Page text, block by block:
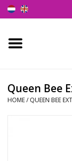
Home
Smartshop
Queen Bee
HOME/ QUEEN BEE